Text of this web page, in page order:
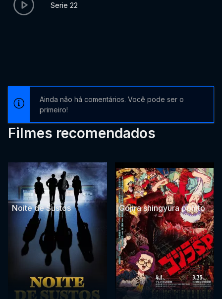
Serie 22
Ainda não há comentários. Você pode ser o
primeiro!
Filmes recomendados
Noite de Sustos Gojira shingyura pointo